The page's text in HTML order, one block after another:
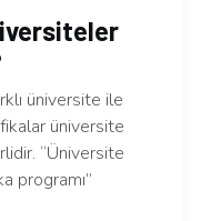
üniversite ile
üniversite
“Üniversite
programı”